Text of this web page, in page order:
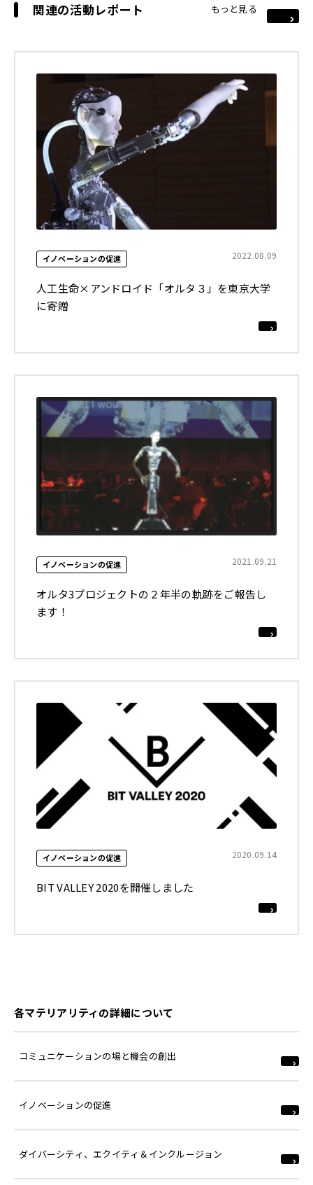
関連の活動レポート もっと見る
イノベーションの促進 2022.08.09
人工生命×アンドロイド「オルタ３」を東京大学
に寄贈
イノベーションの促進 2021.09.21
オルタ3プロジェクトの２年半の軌跡をご報告し
ます！
イノベーションの促進 2020.09.14
BIT VALLEY 2020を開催しました
各マテリアリティの詳細について
コミュニケーションの場と機会の創出
イノベーションの促進
ダイバーシティ、エクイティ＆インクルージョン